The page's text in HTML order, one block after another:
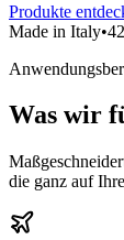
Produkte
Made in Italy•
Was wir
die ganz auf